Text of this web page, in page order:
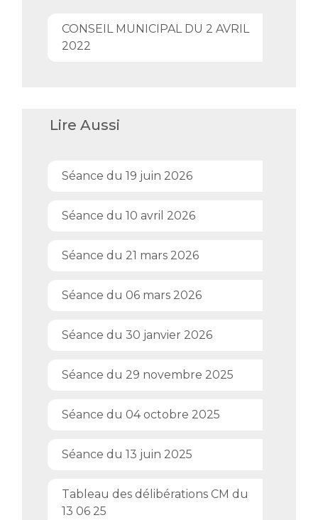
CONSEIL MUNICIPAL DU 2 AVRIL
2022
Lire Aussi
Séance du 19 juin 2026
Séance du 10 avril 2026
Séance du 21 mars 2026
Séance du 06 mars 2026
Séance du 30 janvier 2026
Séance du 29 novembre 2025
Séance du 04 octobre 2025
Séance du 13 juin 2025
Tableau des délibérations CM du
13 06 25